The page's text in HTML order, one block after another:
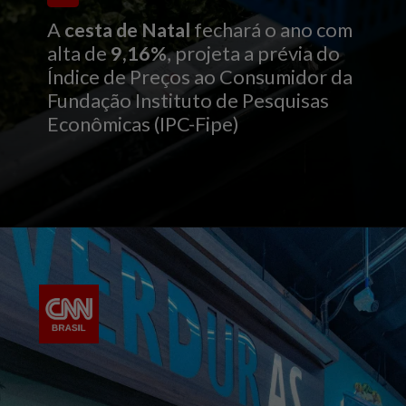
A cesta de Natal fechará o ano com
alta de 9,16%, projeta a prévia do
Índice de Preços ao Consumidor da
Fundação Instituto de Pesquisas
Econômicas (IPC-Fipe)